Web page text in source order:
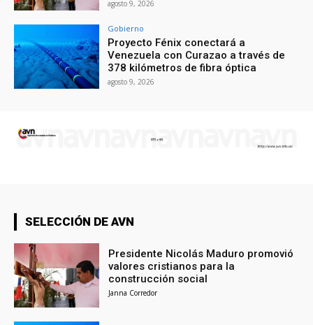
agosto 9, 2026
Gobierno
Proyecto Fénix conectará a
Venezuela con Curazao a través de
378 kilómetros de fibra óptica
agosto 9, 2026
SELECCIÓN DE AVN
Presidente Nicolás Maduro promovió
valores cristianos para la
construcción social
Janna Corredor